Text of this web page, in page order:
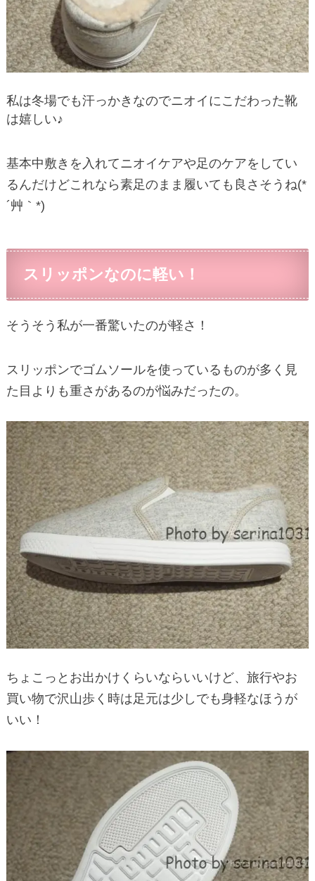
私は冬場でも汗っかきなのでニオイにこだわった靴
は嬉しい♪
基本中敷きを入れてニオイケアや足のケアをしてい
るんだけどこれなら素足のまま履いても良さそうね(*
´艸｀*)
スリッポンなのに軽い！
そうそう私が一番驚いたのが軽さ！
スリッポンでゴムソールを使っているものが多く見
た目よりも重さがあるのが悩みだったの。
ちょこっとお出かけくらいならいいけど、旅行やお
買い物で沢山歩く時は足元は少しでも身軽なほうが
いい！